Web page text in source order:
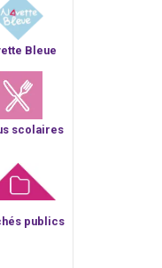
Bleue
scolaires
publics